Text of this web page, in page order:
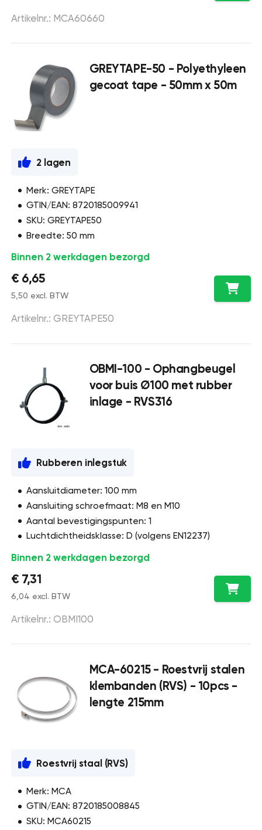
Artikelnr.: MCA60660
GREYTAPE-50 - Polyethyleen
gecoat tape - 50mm x 50m
2 lagen
Merk: GREYTAPE
GTIN/EAN: 8720185009941
SKU: GREYTAPE50
Breedte: 50 mm
Binnen 2 werkdagen bezorgd
€ 6,65
5,50 excl. BTW
Artikelnr.: GREYTAPE50
OBMI-100 - Ophangbeugel
voor buis Ø100 met rubber
inlage - RVS316
Rubberen inlegstuk
Aansluitdiameter: 100 mm
Aansluiting schroefmaat: M8 en M10
Aantal bevestigingspunten: 1
Luchtdichtheidsklasse: D (volgens EN12237)
Binnen 2 werkdagen bezorgd
€ 7,31
6,04 excl. BTW
Artikelnr.: OBMI100
MCA-60215 - Roestvrij stalen
klembanden (RVS) - 10pcs -
lengte 215mm
Roestvrij staal (RVS)
Merk: MCA
GTIN/EAN: 8720185008845
SKU: MCA60215